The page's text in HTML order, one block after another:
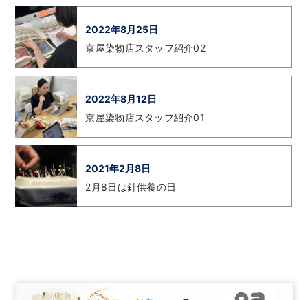
2022年8月25日
京屋染物店スタッフ紹介02
2022年8月12日
京屋染物店スタッフ紹介01
2021年2月8日
2月8日は針供養の日